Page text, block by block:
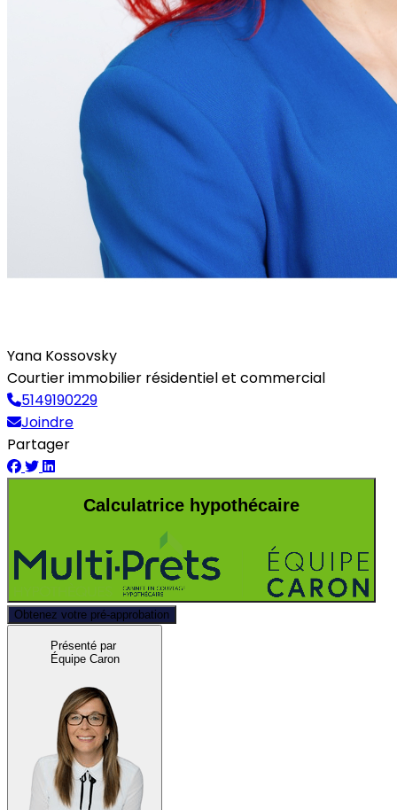
Yana Kossovsky
Courtier immobilier résidentiel et commercial
5149190229
Joindre
Partager
Calculatrice hypothécaire
Obtenez votre pré-approbation
Présenté par
Équipe Caron